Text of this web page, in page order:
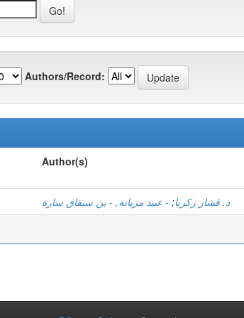
Authors/Record:
Author(s)
د. قشار زكريا; - عبيد مزيانة, - بن سبقاق سارة